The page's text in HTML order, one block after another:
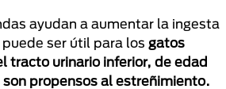
ayudan a aumentar la ingesta
ser útil para los gatos
tracto urinario inferior, de edad
son propensos al estreñimiento.